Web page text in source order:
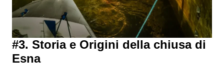
#3. Storia e Origini della chiusa di
Esna